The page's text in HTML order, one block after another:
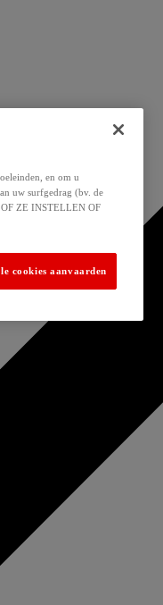
en om u
uw surfgedrag (bv. de
OF ZE INSTELLEN OF
cookies aanvaarden